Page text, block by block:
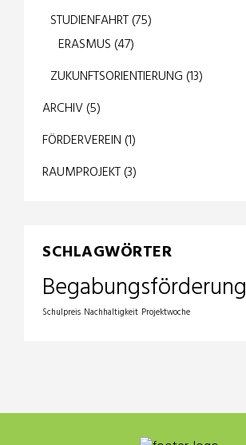
STUDIENFAHRT(75)
ERASMUS (47)
ZUKUNFTSORIENTIERUNG (13)
ARCHIV(5)
FÖRDERVEREIN (1)
RAUMPROJEKT(3)
SCHLAGWÖRTER
Begabungsförderung
Schulpreis Nachhaltigkeit Projektwoche